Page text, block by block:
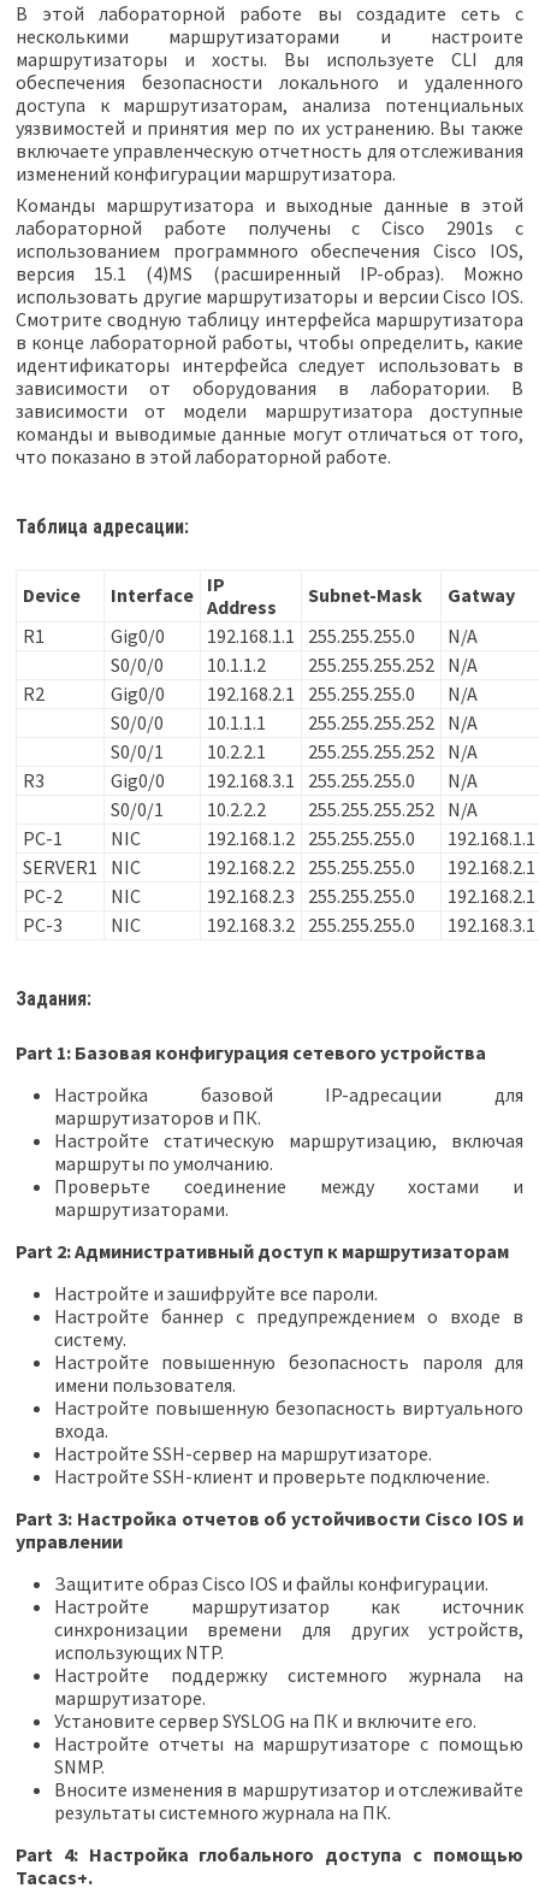
В этой лабораторной работе вы создадите сеть с
несколькими маршрутизаторами и настроите
маршрутизаторы и хосты. Вы используете CLI для
обеспечения безопасности локального и удаленного
доступа к маршрутизаторам, анализа потенциальных
уязвимостей и принятия мер по их устранению. Вы также
включаете управленческую отчетность для отслеживания
изменений конфигурации маршрутизатора.
Команды маршрутизатора и выходные данные в этой
лабораторной работе получены с Cisco 2901s с
использованием программного обеспечения Cisco IOS,
версия 15.1 (4)MS (расширенный IP-образ). Можно
использовать другие маршрутизаторы и версии Cisco IOS.
Смотрите сводную таблицу интерфейса маршрутизатора
в конце лабораторной работы, чтобы определить, какие
идентификаторы интерфейса следует использовать в
зависимости от оборудования в лаборатории. В
зависимости от модели маршрутизатора доступные
команды и выводимые данные могут отличаться от того,
что показано в этой лабораторной работе.
Таблица адресации:
Device Interface
IP
Address
Subnet-Mask
Gatway
R1
Gig0/0 192.168.1.1 255.255.255.0
N/A
S0/0/0
10.1.1.2 255.255.255.252
N/A
R2
Gig0/0 192.168.2.1 255.255.255.0
N/A
S0/0/0
10.1.1.1 255.255.255.252
N/A
S0/0/1
10.2.2.1 255.255.255.252
N/A
R3
Gig0/0 192.168.3.1 255.255.255.0
N/A
S0/0/1
10.2.2.2 255.255.255.252
N/A
PC-1
NIC 192.168.1.2 255.255.255.0
192.168.1.1
SERVER1
NIC 192.168.2.2 255.255.255.0
192.168.2.1
PC-2
NIC 192.168.2.3 255.255.255.0
192.168.2.1
PC-3
NIC 192.168.3.2 255.255.255.0 192.168.3.1
Задания:
Part 1: Базовая конфигурация сетевого устройства
Настройка базовой IP-адресации для
маршрутизаторов и ПК.
Настройте статическую маршрутизацию, включая
маршруты по умолчанию.
Проверьте соединение между хостами и
маршрутизаторами.
Part 2: Административный доступ к маршрутизаторам
Настройте и зашифруйте все пароли.
Настройте баннер с предупреждением о входе в
систему.
Настройте повышенную безопасность пароля для
имени пользователя.
Настройте повышенную безопасность виртуального
входа.
Настройте SSH-сервер на маршрутизаторе.
Настройте SSH-клиент и проверьте подключение.
Part 3: Настройка отчетов об устойчивости Cisco IOS и
управлении
Защитите образ Cisco IOS и файлы конфигурации.
Настройте маршрутизатор как источник
синхронизации времени для других устройств,
использующих NTP.
Настройте поддержку системного журнала на
маршрутизаторе.
Установите сервер SYSLOG на ПК и включите его.
Настройте отчеты на маршрутизаторе с помощью
SNMP.
Вносите изменения в маршрутизатор и отслеживайте
результаты системного журнала на ПК.
Part 4: Настройка глобального доступа с помощью
Tacacs+.